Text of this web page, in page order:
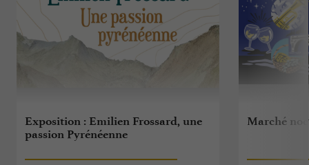
Exposition : Emilien Frossard, une
passion Pyrénéenne
Marché